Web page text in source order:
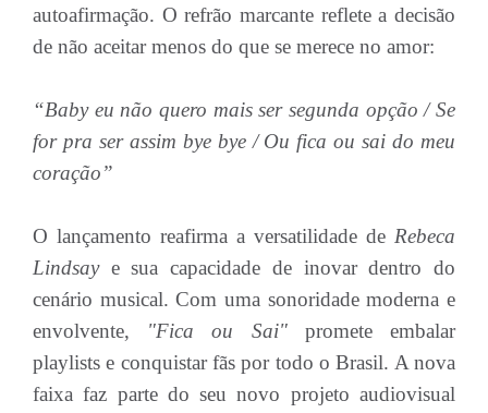
autoafirmação. O refrão marcante reflete a decisão
de não aceitar menos do que se merece no amor:
“Baby eu não quero mais ser segunda opção / Se
for pra ser assim bye bye / Ou fica ou sai do meu
coração”
O lançamento reafirma a versatilidade de Rebeca
Lindsay e sua capacidade de inovar dentro do
cenário musical. Com uma sonoridade moderna e
envolvente, "Fica ou Sai" promete embalar
playlists e conquistar fãs por todo o Brasil. A nova
faixa faz parte do seu novo projeto audiovisual